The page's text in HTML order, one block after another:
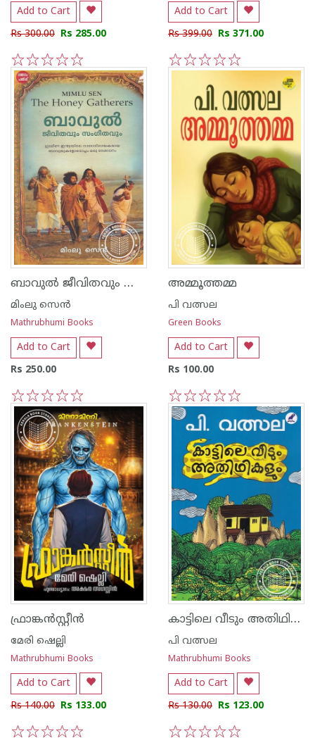
Add to Cart
Rs 300.00 Rs 285.00
5
4
3
2
1
Add to Cart
Rs 399.00 Rs 371.00
5
4
3
2
1
ബാവുൽ ജീവിതവും സംഗീതവും
മിംലു സെന്‍
Mathrubhumi Books
Add to Cart
Rs 250.00
5
4
3
2
1
അമ്മൂത്തമ്മ
പി വത്സല
Green Books
Add to Cart
Rs 100.00
5
4
3
2
1
ഫ്രാങ്കന്‍സ്റ്റീന്‍
മേരി ഷെല്ലി
Mathrubhumi Books
Add to Cart
Rs 140.00 Rs 133.00
കാട്ടിലെ വീടും അതിഥികലും
പി വത്സല
Mathrubhumi Books
Add to Cart
Rs 130.00 Rs 123.00